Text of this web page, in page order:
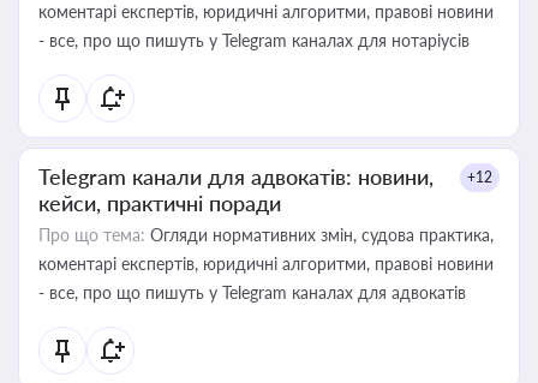
коментарі експертів, юридичні алгоритми, правові новини
- все, про що пишуть у Telegram каналах для нотаріусів
Telegram канали для адвокатів: новини,
кейси, практичні поради
+12
Про що тема: Огляди нормативних змін, судова практика,
коментарі експертів, юридичні алгоритми, правові новини
- все, про що пишуть у Telegram каналах для адвокатів